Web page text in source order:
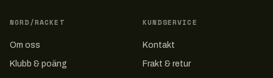
NORD/RACKET
Om oss
Klubb & poäng
KUNDSERVICE
Kontakt
Frakt & retur